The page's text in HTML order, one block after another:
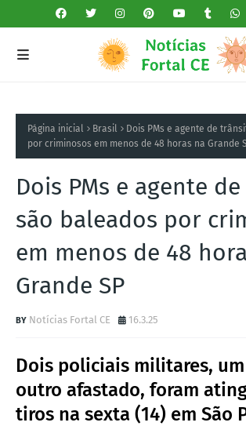
Página inicial Brasil
Dois PMs e agente de
por criminosos em menos de 48 horas na Grande
Dois PMs e agente
são baleados por
em menos de 48
Grande SP
Notícias Fortal CE 16.3.25
Dois policiais militares,
outro afastado, foram
tiros na sexta (14) em São